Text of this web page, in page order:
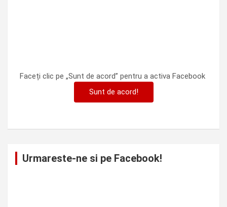
Faceți clic pe „Sunt de acord” pentru a activa Facebook
Sunt de acord!
Urmareste-ne si pe Facebook!